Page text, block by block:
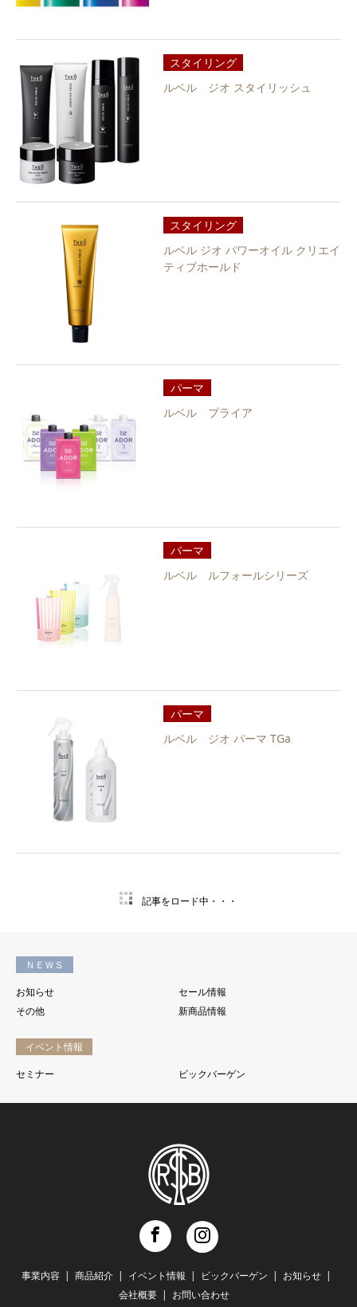
スタイリング
ルベル ジオ スタイリッシュ
スタイリング
ルベル ジオ パワーオイル クリエイ
ティブホールド
パーマ
ルベル プライア
パーマ
ルベル ルフォールシリーズ
パーマ
ルベル ジオ パーマ TGa
記事をロード中・・・
ＮＥＷＳ
お知らせ
セール情報
その他
新商品情報
イベント情報
セミナー
ビックバーゲン
Instagram
事業内容 商品紹介 イベント情報 ビックバーゲン
お知らせ
会社概要
お問い合わせ